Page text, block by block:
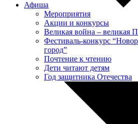
Афиша
Мероприятия
Акции и конкурсы
Великая война – великая
Фестиваль-конкурс
город”
Почтение к чтению
Дети читают детям
Год защитника Отечества